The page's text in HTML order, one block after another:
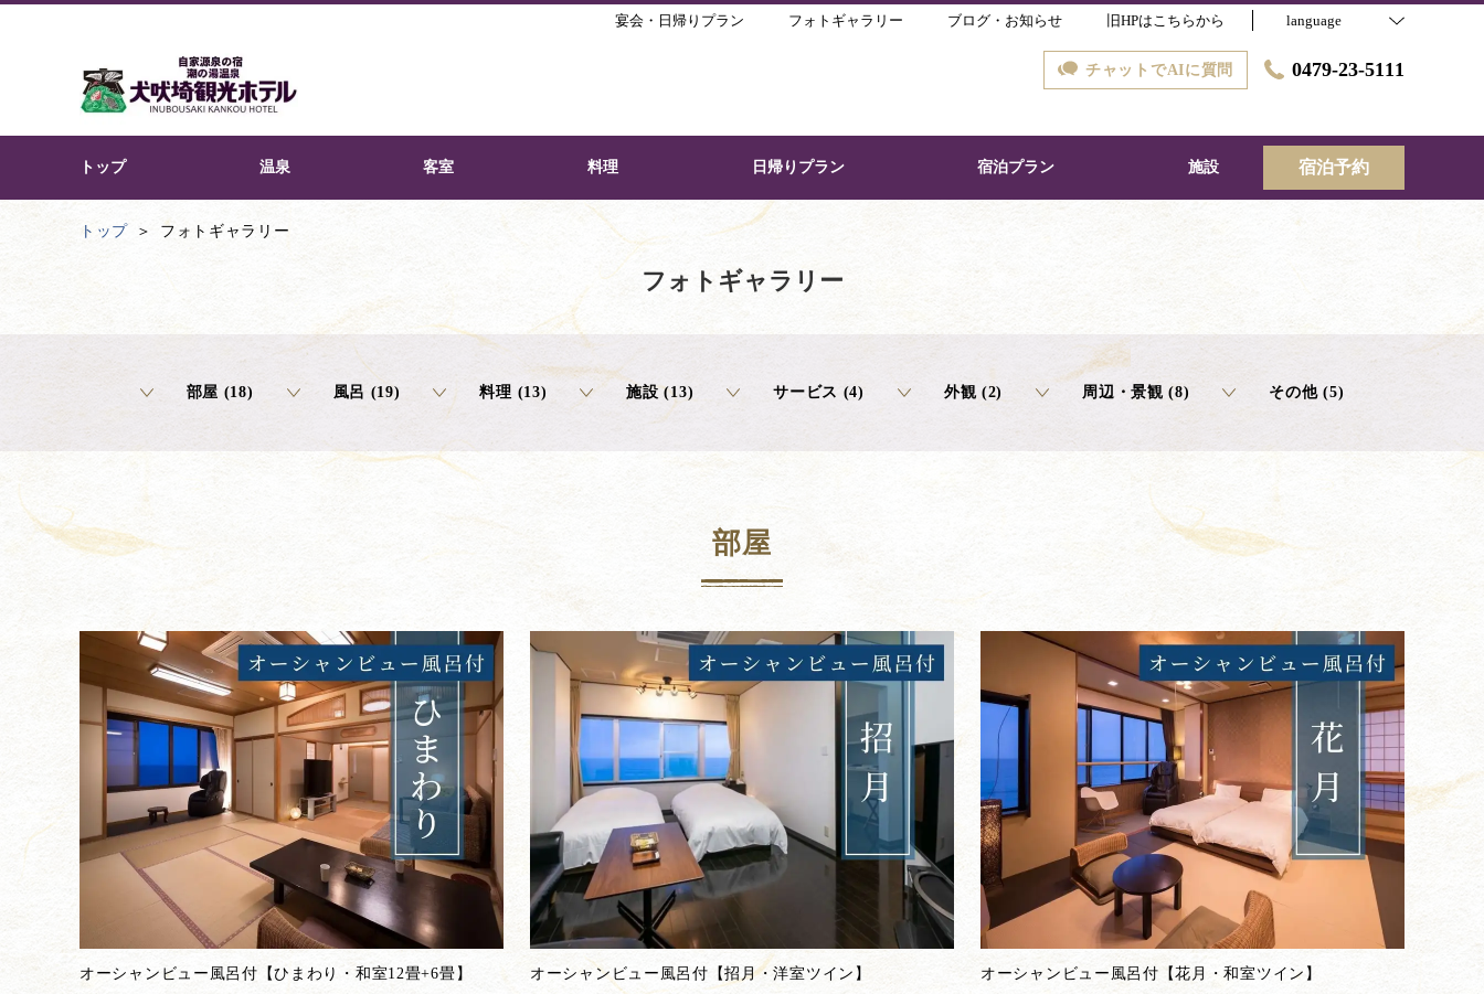
宴会・日帰りプラン フォトギャラリー ブログ・お知らせ 旧HPはこちらから language
チャットでAIに質問 0479-23-5111
トップ 温泉 客室 料理 日帰りプラン 宿泊プラン 施設 宿泊予約
トップ フォトギャラリー
フォトギャラリー
部屋 (18) 風呂 (19) 料理 (13) 施設 (13) サービス (4) 外観 (2) 周辺・景観 (8) その他 (5)
部屋
オーシャンビュー風呂付【ひまわり・和室12畳+6畳】 オーシャンビュー風呂付【招月・洋室ツイン】 オーシャンビュー風呂付【花月・和室ツイン】